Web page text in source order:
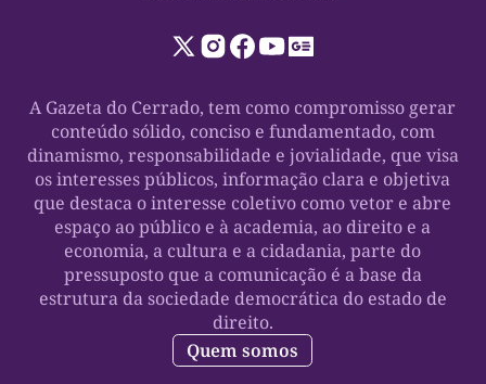
A Gazeta do Cerrado, tem como compromisso gerar
conteúdo sólido, conciso e fundamentado, com
dinamismo, responsabilidade e jovialidade, que visa
os interesses públicos, informação clara e objetiva
que destaca o interesse coletivo como vetor e abre
espaço ao público e à academia, ao direito e a
economia, a cultura e a cidadania, parte do
pressuposto que a comunicação é a base da
estrutura da sociedade democrática do estado de
direito.
Quem somos